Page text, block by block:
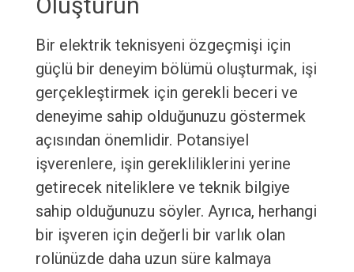
Bir elektrik teknisyeni özgeçmişi için
güçlü bir deneyim bölümü oluşturmak, işi
gerçekleştirmek için gerekli beceri ve
deneyime sahip olduğunuzu göstermek
açısından önemlidir. Potansiyel
işverenlere, işin gerekliliklerini yerine
getirecek niteliklere ve teknik bilgiye
sahip olduğunuzu söyler. Ayrıca, herhangi
bir işveren için değerli bir varlık olan
rolünüzde daha uzun süre kalmaya